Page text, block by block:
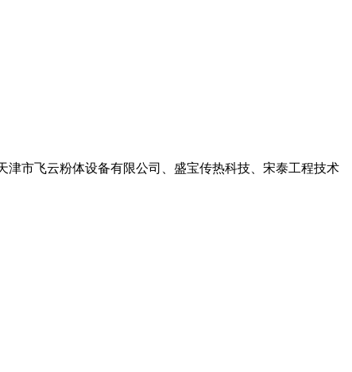
市飞云粉体设备有限公司、盛宝传热科技、宋泰工程技术